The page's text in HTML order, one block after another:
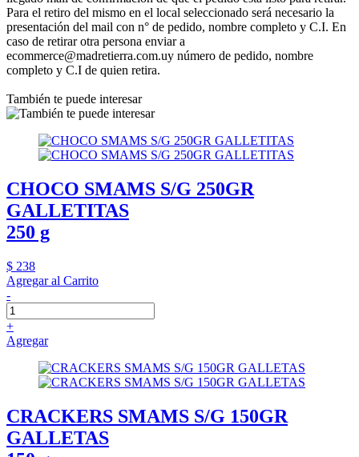
Para el retiro del mismo en el local seleccionado será necesario la
presentación del mail con n° de pedido, nombre completo y C.I. En
caso de retirar otra persona enviar a
ecommerce@madretierra.com.uy número de pedido, nombre
completo y C.I de quien retira.
También te puede interesar
CHOCO SMAMS S/G 250GR
GALLETITAS
250 g
$ 238
Agregar al Carrito
-
+
Agregar
CRACKERS SMAMS S/G 150GR
GALLETAS